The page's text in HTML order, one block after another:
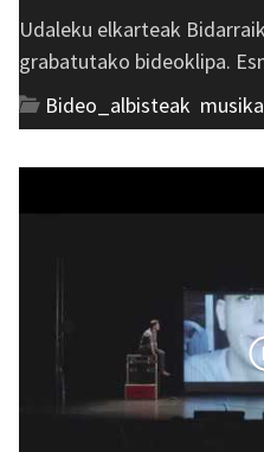
Udaleku elkarteak
grabatutako bideoklipa.
Bideo_albisteak musika